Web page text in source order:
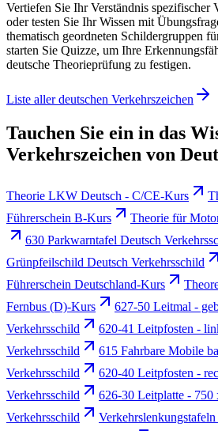
Vertiefen Sie Ihr Verständnis spezifischer
oder testen Sie Ihr Wissen mit
thematisch geordneten Schildergruppen
starten Sie Quizze, um Ihre
deutsche Theorieprüfung zu festigen.
Liste aller deutschen Verkehrszeichen
Tauchen Sie ein in das
Verkehrszeichen von
Theorie LKW Deutsch - C/CE-Kurs
Führerschein B-Kurs
Theorie für
630 Parkwarntafel Deutsch
Grünpfeilschild Deutsch Verkehrsschild
Führerschein Deutschland-Kurs
Fernbus (D)-Kurs
627-50 Leitmal -
Verkehrsschild
620-41 Leitpfosten -
Verkehrsschild
615 Fahrbare Mobile
Verkehrsschild
620-40 Leitpfosten -
Verkehrsschild
626-30 Leitplatte - 750
Verkehrsschild